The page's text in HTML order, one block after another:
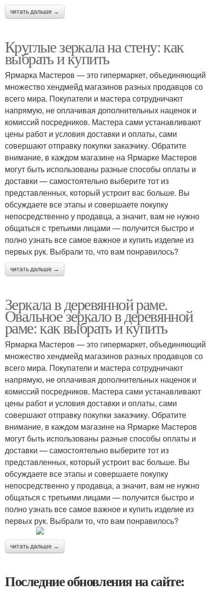
читать дальше →
Круглые зеркала на стену: как
выбрать и купить
Ярмарка Мастеров — это гипермаркет, объединяющий
множество хендмейд магазинов разных продавцов со
всего мира. Покупатели и мастера сотрудничают
напрямую, не оплачивая дополнительных наценок и
комиссий посредников. Мастера сами устанавливают
цены работ и условия доставки и оплаты, сами
совершают отправку покупки заказчику. Обратите
внимание, в каждом магазине на Ярмарке Мастеров
могут быть использованы разные способы оплаты и
доставки — самостоятельно выберите тот из
представленных, который устроит вас больше. Вы
обсуждаете все этапы и совершаете покупку
непосредственно у продавца, а значит, вам не нужно
общаться с третьими лицами — получится быстро и
полно узнать все самое важное и купить изделие из
первых рук. Выбрали то, что вам понравилось?
читать дальше →
Зеркала в деревянной раме.
Овальное зеркало в деревянной
раме: как выбрать и купить
Ярмарка Мастеров — это гипермаркет, объединяющий
множество хендмейд магазинов разных продавцов со
всего мира. Покупатели и мастера сотрудничают
напрямую, не оплачивая дополнительных наценок и
комиссий посредников. Мастера сами устанавливают
цены работ и условия доставки и оплаты, сами
совершают отправку покупки заказчику. Обратите
внимание, в каждом магазине на Ярмарке Мастеров
могут быть использованы разные способы оплаты и
доставки — самостоятельно выберите тот из
представленных, который устроит вас больше. Вы
обсуждаете все этапы и совершаете покупку
непосредственно у продавца, а значит, вам не нужно
общаться с третьими лицами — получится быстро и
полно узнать все самое важное и купить изделие из
первых рук. Выбрали то, что вам понравилось?
читать дальше →
Последние обновления на сайте: